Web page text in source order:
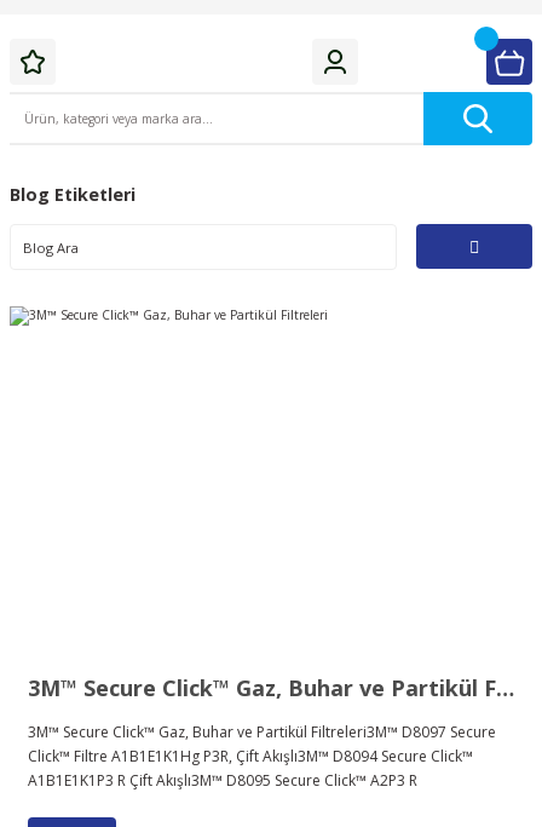
Blog Etiketleri
3M™ Secure Click™ Gaz, Buhar ve Partikül Filtreleri
3M™ Secure Click™ Gaz, Buhar ve Partikül Filtreleri ​ 3M™ D8097 Secure
Click™ Filtre A1B1E1K1Hg P3R, Çift Akışlı ​ 3M™ D8094 Secure Click™
A1B1E1K1P3 R Çift Akışlı ​ 3M™ D8095 Secure Click™ A2P3 R